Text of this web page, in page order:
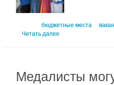
бюджетные места
Читать далее
Медалисты